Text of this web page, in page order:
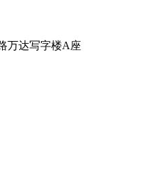
万达写字楼A座